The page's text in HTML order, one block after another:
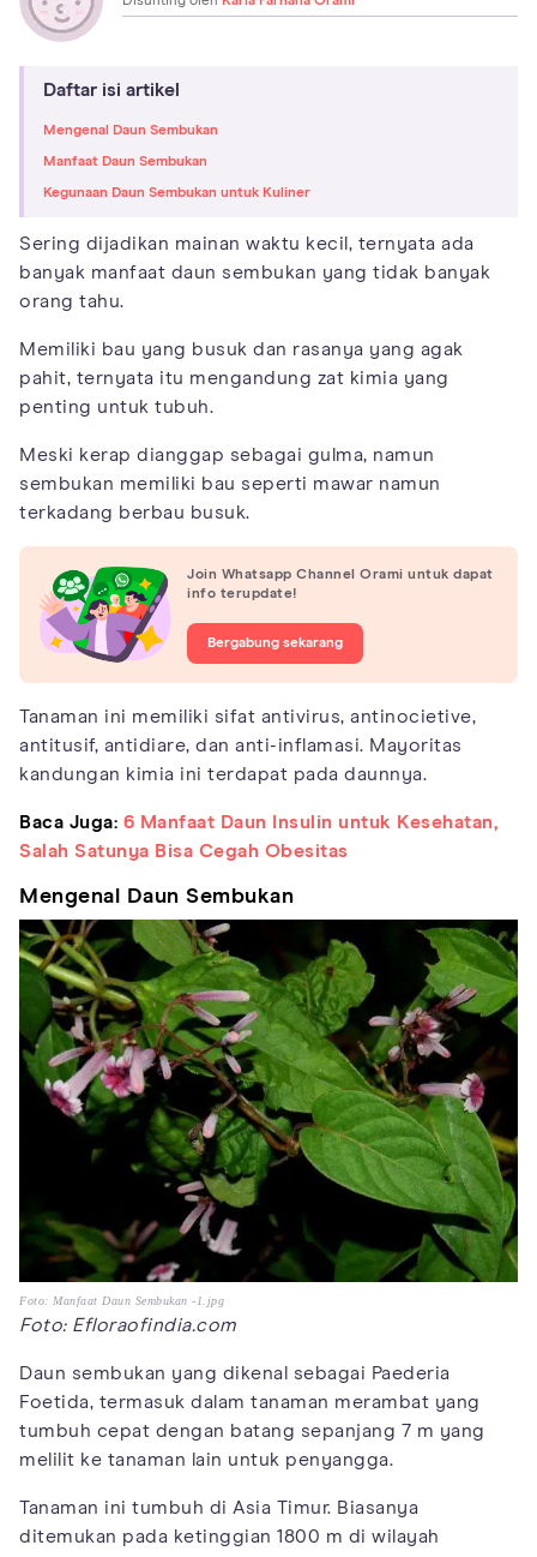
Daftar isi artikel
Mengenal Daun Sembukan
Manfaat Daun Sembukan
Kegunaan Daun Sembukan untuk Kuliner
Sering dijadikan mainan waktu kecil, ternyata ada
banyak manfaat daun sembukan yang tidak banyak
orang tahu.
Memiliki bau yang busuk dan rasanya yang agak
pahit, ternyata itu mengandung zat kimia yang
penting untuk tubuh.
Meski kerap dianggap sebagai gulma, namun
sembukan memiliki bau seperti mawar namun
terkadang berbau busuk.
Join Whatsapp Channel Orami untuk dapat
info terupdate!
Bergabung sekarang
Tanaman ini memiliki sifat antivirus, antinocietive,
antitusif, antidiare, dan anti-inflamasi. Mayoritas
kandungan kimia ini terdapat pada daunnya.
Baca Juga: 6 Manfaat Daun Insulin untuk Kesehatan,
Salah Satunya Bisa Cegah Obesitas
Mengenal Daun Sembukan
Foto: Manfaat Daun Sembukan -1.jpg
Foto: Efloraofindia.com
Daun sembukan yang dikenal sebagai Paederia
Foetida, termasuk dalam tanaman merambat yang
tumbuh cepat dengan batang sepanjang 7 m yang
melilit ke tanaman lain untuk penyangga.
Tanaman ini tumbuh di Asia Timur. Biasanya
ditemukan pada ketinggian 1800 m di wilayah